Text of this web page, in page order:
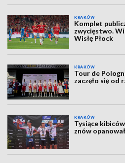
KRAKÓW
Komplet
zwycięstwo.
Wisłę Płock
KRAKÓW
Tour de
zaczęło się od
KRAKÓW
Tysiące
znów